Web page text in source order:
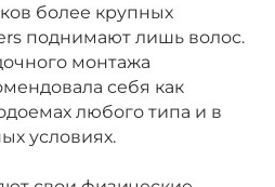
более крупных
поднимают лишь волос.
монтажа
себя как
любого типа и в
условиях.